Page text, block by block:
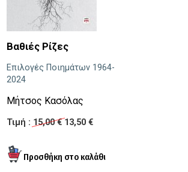
Βαθιές Ρίζες
Επιλογές Ποιημάτων 1964-
2024
Μήτσος Κασόλας
Τιμή : 15,00 €13,50 €